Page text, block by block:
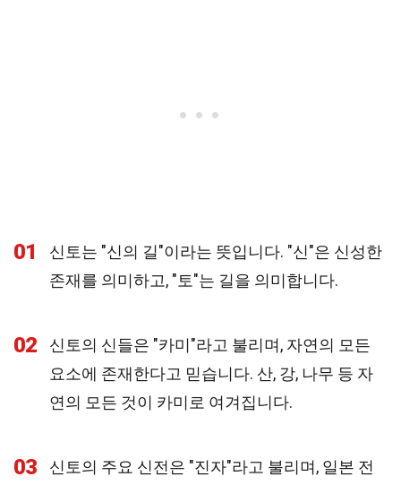
01
신토는 "신의 길"이라는 뜻입니다. "신"은 신성한
존재를 의미하고, "토"는 길을 의미합니다.
02
신토의 신들은 "카미"라고 불리며, 자연의 모든
요소에 존재한다고 믿습니다. 산, 강, 나무 등 자
연의 모든 것이 카미로 여겨집니다.
03
신토의 주요 신전은 "진자"라고 불리며, 일본 전